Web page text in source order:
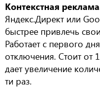
Контекстная
Яндекс.Директ или
быстрее привлечь
Работает с первого
отключения. Стоит от
дает увеличение
ти раз.